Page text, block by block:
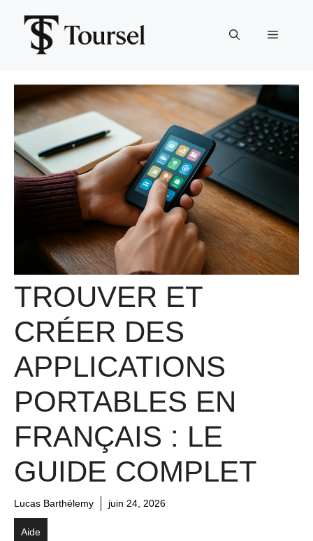
contenu
Menu
TROUVER ET
CRÉER DES
APPLICATIONS
PORTABLES EN
FRANÇAIS : LE
GUIDE COMPLET
Lucas Barthélemy juin 24, 2026
Aide